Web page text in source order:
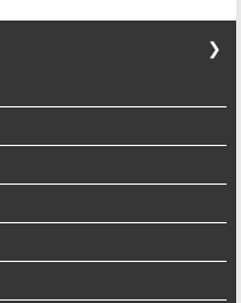
❯